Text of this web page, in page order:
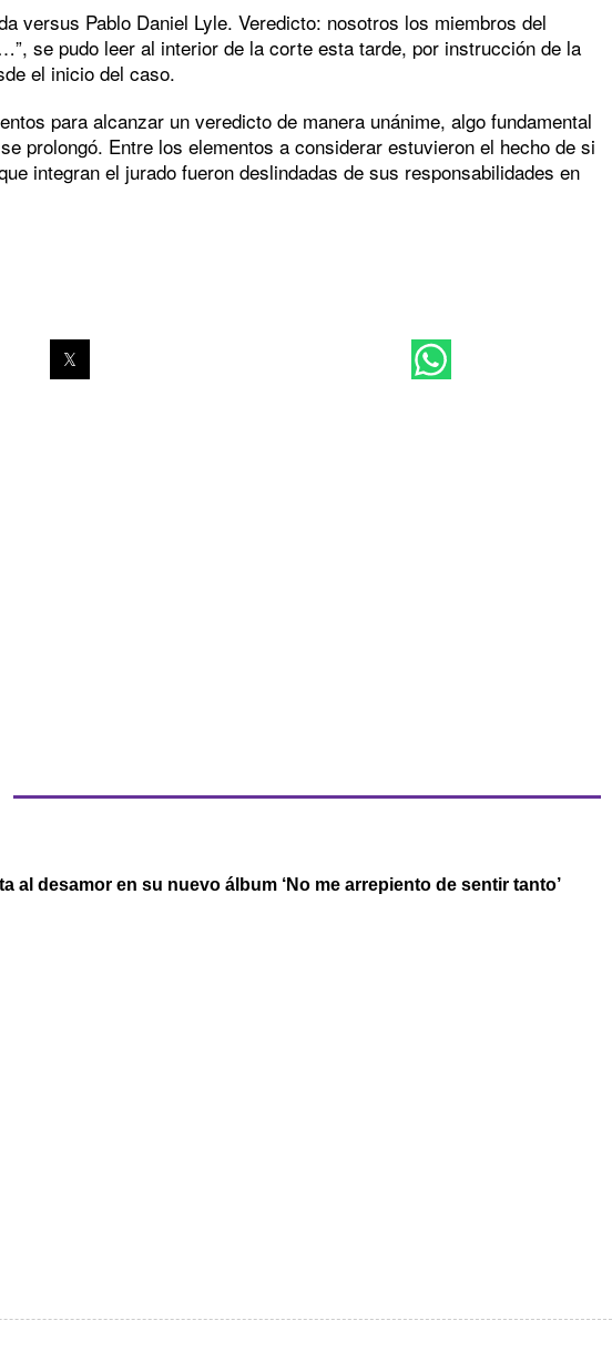
versus Pablo Daniel Lyle. Veredicto: nosotros los miembros del
se pudo leer al interior de la corte esta tarde, por instrucción de la
el inicio del caso.
para alcanzar un veredicto de manera unánime, algo fundamental
prolongó. Entre los elementos a considerar estuvieron el hecho de si
integran el jurado fueron deslindadas de sus responsabilidades en
al desamor en su nuevo álbum ‘No me arrepiento de sentir tanto’